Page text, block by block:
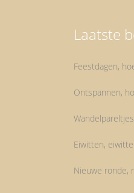
Laatste
Feestdagen,
Ontspannen,
Eiwitten,
Nieuwe ronde,